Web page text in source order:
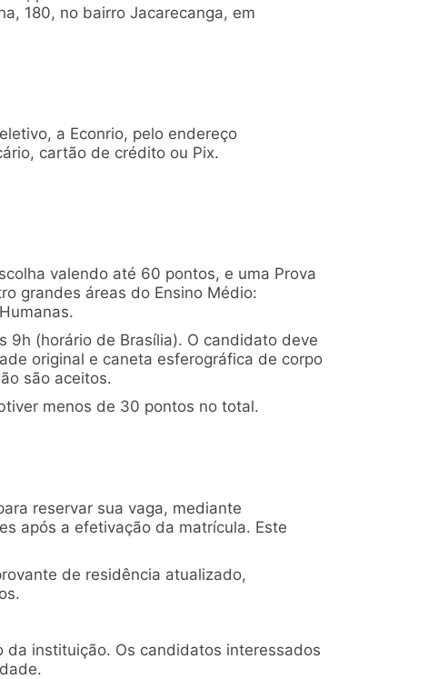
180, no bairro Jacarecanga, em
a Econrio, pelo endereço
cartão de crédito ou Pix.
valendo até 60 pontos, e uma Prova
grandes áreas do Ensino Médio:
9h (horário de Brasília). O candidato deve
original e caneta esferográfica de corpo
são aceitos.
menos de 30 pontos no total.
reservar sua vaga, mediante
após a efetivação da matrícula. Este
de residência atualizado,
instituição. Os candidatos interessados